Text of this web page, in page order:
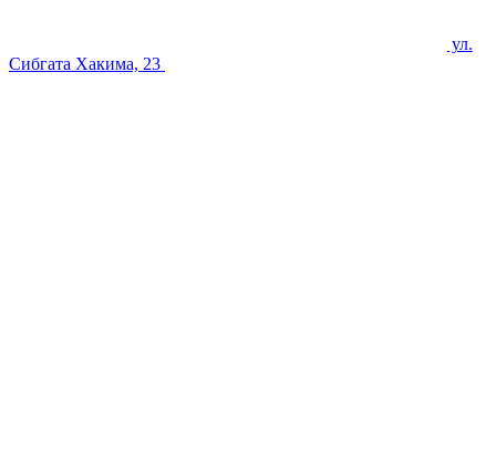
ул.
Сибгата Хакима, 23